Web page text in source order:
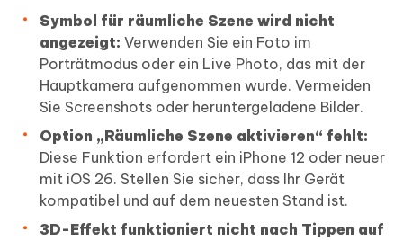
Symbol für räumliche Szene wird nicht
angezeigt: Verwenden Sie ein Foto im
Porträtmodus oder ein Live Photo, das mit der
Hauptkamera aufgenommen wurde. Vermeiden
Sie Screenshots oder heruntergeladene Bilder.
Option „Räumliche Szene aktivieren“ fehlt:
Diese Funktion erfordert ein iPhone 12 oder neuer
mit iOS 26. Stellen Sie sicher, dass Ihr Gerät
kompatibel und auf dem neuesten Stand ist.
3D-Effekt funktioniert nicht nach Tippen auf